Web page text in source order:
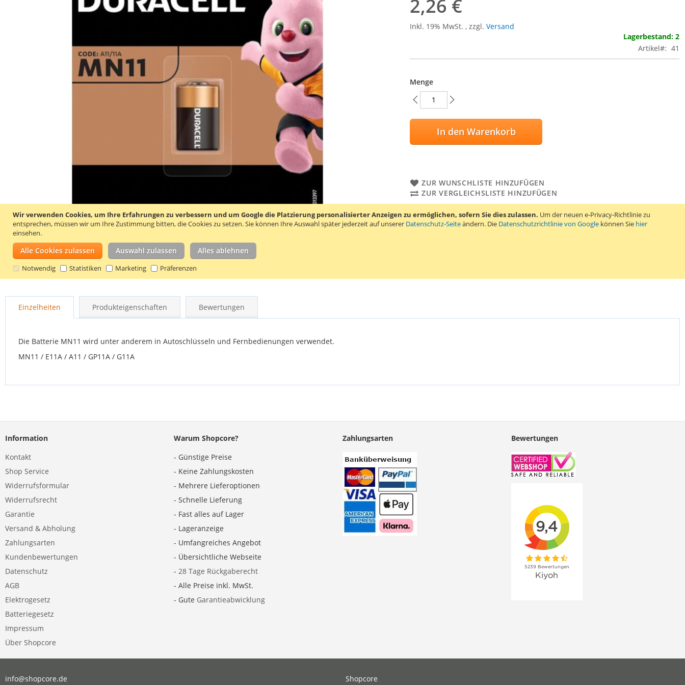
Wir verwenden Cookies, um Ihre Erfahrungen zu verbessern und um Google die Platzierung personalisierter Anzeigen zu ermöglichen, sofern Sie dies zulassen. Um der neuen e-Privacy-Richtlinie zu
entsprechen, müssen wir um Ihre Zustimmung bitten, die Cookies zu setzen.Sie können Ihre Auswahl später jederzeit auf unserer Datenschutz-Seiteändern. Die Datenschutzrichtlinie von Google können Sie hier
einsehen.
Alle Cookies zulassen Auswahl zulassen Alles ablehnen
Notwendig Statistiken Marketing Präferenzen
Anfang
2,26 €
Inkl. 19% MwSt., zzgl.Versand
Lagerbestand: 2
Artikel
41
Menge
In den Warenkorb
ZUR WUNSCHLISTE HINZUFÜGEN
ZUR VERGLEICHSLISTE HINZUFÜGEN
Duracell Security Batterie MN11. 6 Volt Alkalibatterie.
Einzelheiten Produkteigenschaften Bewertungen
Die Batterie MN11 wird unter anderem in Autoschlüsseln und Fernbedienungen verwendet.
MN11 / E11A / A11 / GP11A / G11A
Information
Kontakt
Shop Service
Widerrufsformular
Widerrufsrecht
Garantie
Versand & Abholung
Zahlungsarten
Kundenbewertungen
Datenschutz
AGB
Elektrogesetz
Batteriegesetz
Impressum
Über Shopcore
Warum Shopcore?
- Günstige Preise
- Keine Zahlungskosten
- Mehrere Lieferoptionen
- Schnelle Lieferung
- Fast alles auf Lager
- Lageranzeige
- Umfangreiches Angebot
- Übersichtliche Webseite
- 28 Tage Rückgaberecht
- Alle Preise inkl. MwSt.
- Gute Garantieabwicklung
Zahlungsarten Bewertungen
info@shopcore.de
Shopcore